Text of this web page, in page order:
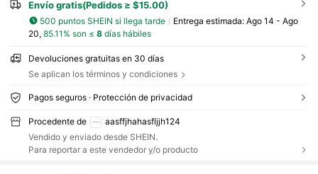
Envío gratis(Pedidos ≥ $15.00)
500 puntos SHEIN si llega tarde Entrega estimada: Ago 14 - Ago
20, 85.11% son ≤ 8días hábiles
Devoluciones gratuitas en 30 días
Se aplican los términos y condiciones
Pagos seguros · Protección de privacidad
Procedente de
aasffjhahasfljjh124
Vendido y enviado desde SHEIN.
Para reportar a este vendedor y/o producto